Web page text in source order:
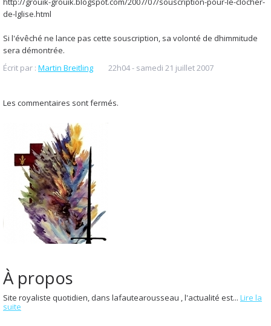
de-lglise.html
Si l'évêché ne lance pas cette souscription, sa volonté de dhimmitude
sera démontrée.
Écrit par : Martin Breitling 22h04- samedi 21 juillet 2007
Les commentaires sont fermés.
À propos
Site royaliste quotidien, dans lafautearousseau , l'actualité est... Lire la
suite